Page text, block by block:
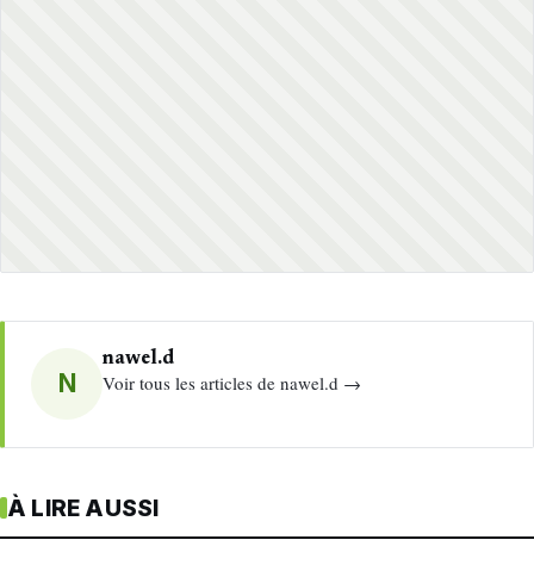
N
nawel.d
Voir tous les articles de nawel.d →
À LIRE AUSSI